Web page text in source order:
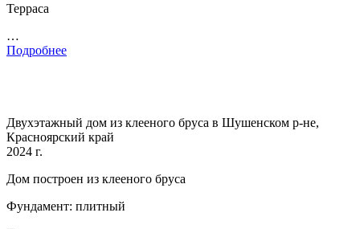
Терраса
…
Подробнее
Двухэтажный дом из клееного бруса в Шушенском р-не,
Красноярский край
2024 г.
Дом построен из клееного бруса
Фундамент: плитный